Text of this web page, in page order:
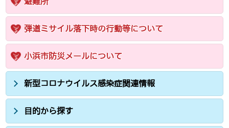
弾道ミサイル落下時の行動等について
小浜市防災メールについて
新型コロナウイルス感染症関連情報
目的から探す